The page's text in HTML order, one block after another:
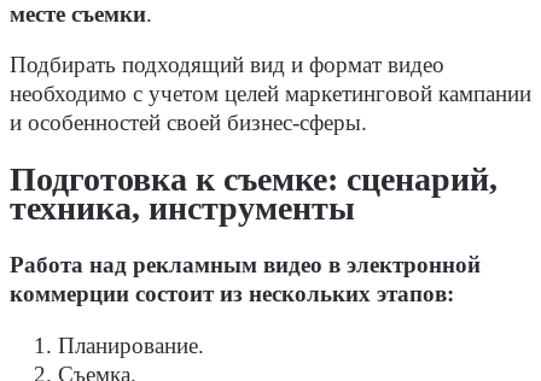
месте съемки.
Подбирать подходящий вид и формат видео
необходимо с учетом целей маркетинговой кампании
и особенностей своей бизнес-сферы.
Подготовка к съемке: сценарий,
техника, инструменты
Работа над рекламным видео в электронной
коммерции состоит из нескольких этапов:
Планирование.
Съемка.